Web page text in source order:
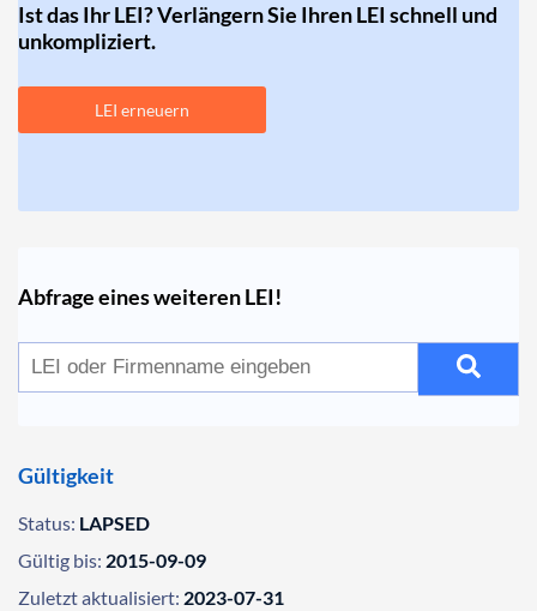
Ist das Ihr LEI? Verlängern Sie Ihren LEI schnell und
unkompliziert.
LEI erneuern
Abfrage eines weiteren LEI!
Gültigkeit
Status: LAPSED
Gültig bis: 2015-09-09
Zuletzt aktualisiert: 2023-07-31